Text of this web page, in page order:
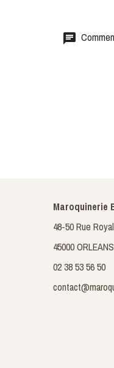
Maroquinerie
48-50 Rue
45000 ORLEANS
02 38 53 56 50